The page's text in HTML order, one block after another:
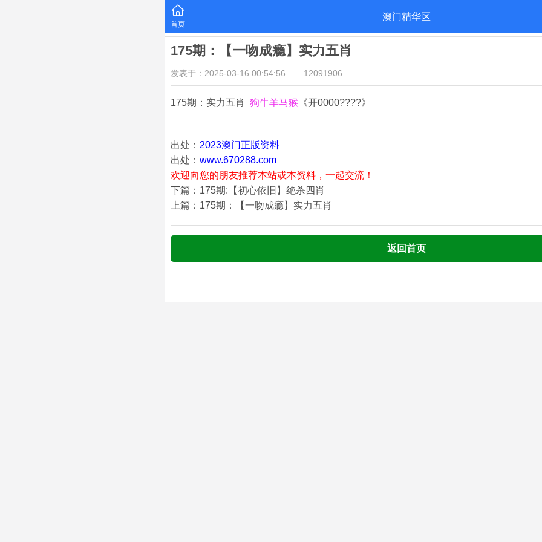
首页
澳门精华区
175期：【一吻成瘾】实力五肖
发表于：2025-03-16 00:54:56 12091906
175期：实力五肖 狗牛羊马猴 《开0000????》
出处： 2023澳门正版资料
出处： www.670288.com
欢迎向您的朋友推荐本站或本资料，一起交流！
下篇：175期:【初心依旧】绝杀四肖
上篇：175期：【一吻成瘾】实力五肖
返回首页